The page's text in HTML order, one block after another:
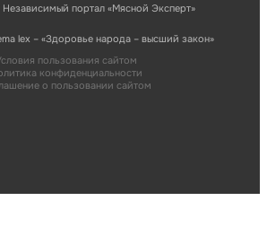
портал «Мясной Эксперт»
lex – «Здоровье народа – высший закон»
пользования сайтом
конфиденциальности
о пользовании сайтом